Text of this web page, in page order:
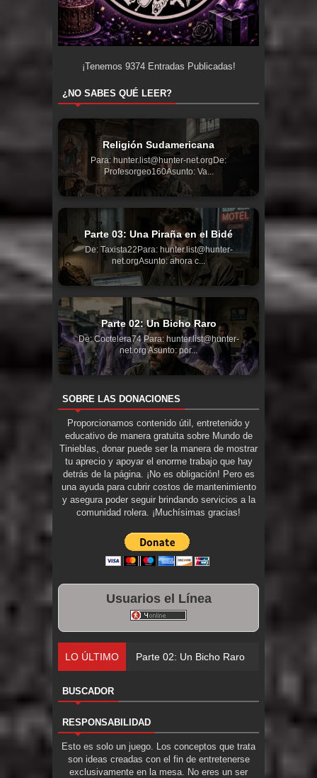
¡Tenemos 9374Entradas Publicadas!
¿NO SABES QUÉ LEER?
Religión Sudamericana
Para: hunter.list@hunter-net.orgDe:
Profesorgeo160Asunto: Va...
Parte 03: Una Piraña en el Bidé
De: Taxista22Para: hunter.list@hunter-
net.orgAsunto: ahora c...
Parte 02: Un Bicho Raro
De: Coctelera74 Para: hunter.list@hunter-
net.org Asunto: por...
SOBRE LAS DONACIONES
Proporcionamos contenido útil, entretenido y
educativo de manera gratuita sobre Mundo de
Tinieblas, donar puede ser la manera de mostrar
tu aprecio y apoyar el enorme trabajo que hay
detrás de la página. ¡No es obligación! Pero es
una ayuda para cubrir costos de mantenimiento
y asegura poder seguir brindando servicios a la
comunidad rolera. ¡Muchísimas gracias!
Usuarios el Línea
LO ÚLTIMO Parte 02: Un Bicho Raro
BUSCADOR
RESPONSABILIDAD
Esto es solo un juego. Los conceptos que trata
son ideas creadas con el fin de entretenerse
exclusivamente en la mesa. No eres un ser